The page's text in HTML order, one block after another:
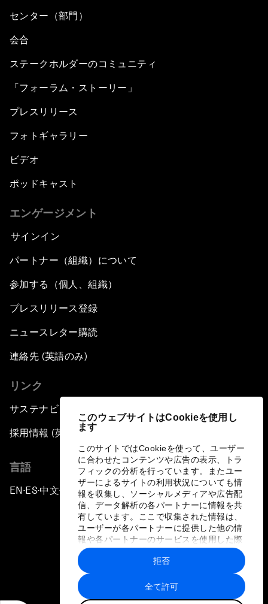
このウェブサイトはCookieを使用し
ます
このサイトではCookieを使って、ユーザー
に合わせたコンテンツや広告の表示、トラ
フィックの分析を行っています。またユー
ザーによるサイトの利用状況についても情
報を収集し、ソーシャルメディアや広告配
信、データ解析の各パートナーに情報を共
有しています。ここで収集された情報は、
ユーザーが各パートナーに提供した他の情
報や各パートナーのサービスを使用した際
に収集された情報と組み合わされ、各パー
トナーによって使用されることがありま
す。
全て許可
拒否
センター（部門）
会合
ステークホルダーのコミュニティ
「フォーラム・ストーリー」
プレスリリース
フォトギャラリー
ビデオ
ポッドキャスト
エンゲージメント
サインイン
パートナー（組織）について
参加する（個人、組織）
プレスリリース登録
ニュースレター購読
連絡先 (英語のみ)
リンク
サステナビリティへの取り組み
採用情報 (英語のみ)
言語
EN ▪ ES▪中文▪ 日本語
プライバシーポリシーと利用規約
サイトマップ